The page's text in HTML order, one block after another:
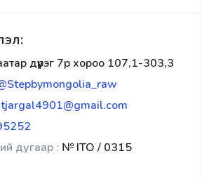
дүүрэг 7р хороо 107,1-303,3
дугаар : № ITO / 0315